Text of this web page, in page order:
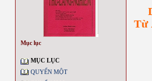
Mục lục
MỤC LỤC
QUYỂN MỘT
Từ